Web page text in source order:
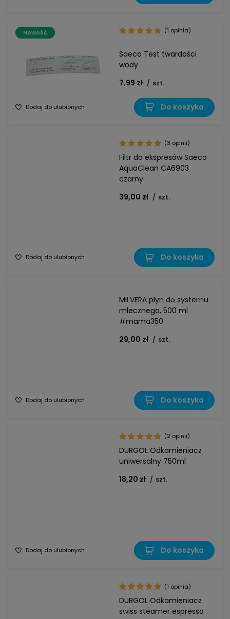
Nowość
Saeco Test twardości
wody
7,99 zł / szt.
(1 opinia)
Dodaj do ulubionych Do koszyka
Filtr do ekspresów Saeco
AquaClean CA6903
czarny
39,00 zł / szt.
(3 opinii)
Dodaj do ulubionych Do koszyka
MILVERA płyn do systemu
mlecznego, 500 ml
#mama350
29,00 zł / szt.
Dodaj do ulubionych Do koszyka
DURGOL Odkamieniacz
uniwersalny 750ml
18,20 zł / szt.
(2 opinii)
Dodaj do ulubionych Do koszyka
DURGOL Odkamieniacz
swiss steamer espresso
(1 opinia)